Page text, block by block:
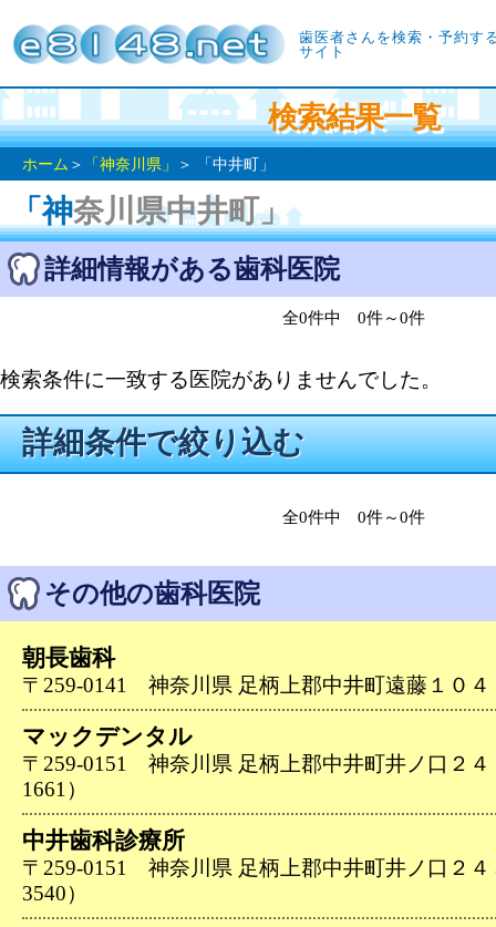
歯医者さんを検索・予約す
サイト
検索結果一覧
ホーム ＞ 「神奈川県」 ＞ 「中井町」
「神奈川県中井町」
詳細情報がある歯科医院
全0件中 0件～0件
検索条件に一致する医院がありませんでした。
詳細条件で絞り込む
全0件中 0件～0件
その他の歯科医院
朝長歯科
〒259-0141 神奈川県 足柄上郡中井町遠藤１０４
マックデンタル
〒259-0151 神奈川県 足柄上郡中井町井ノ口２４
1661）
中井歯科診療所
〒259-0151 神奈川県 足柄上郡中井町井ノ口２４
3540）